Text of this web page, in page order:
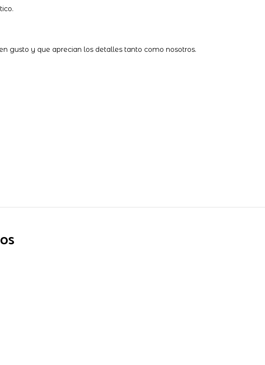
gusto y que aprecian los detalles tanto como nosotros.